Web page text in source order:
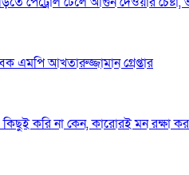
এমপি আখতারুজ্জামান গ্রেপ্তার
করি না কেন, কারোরই মন রক্ষা